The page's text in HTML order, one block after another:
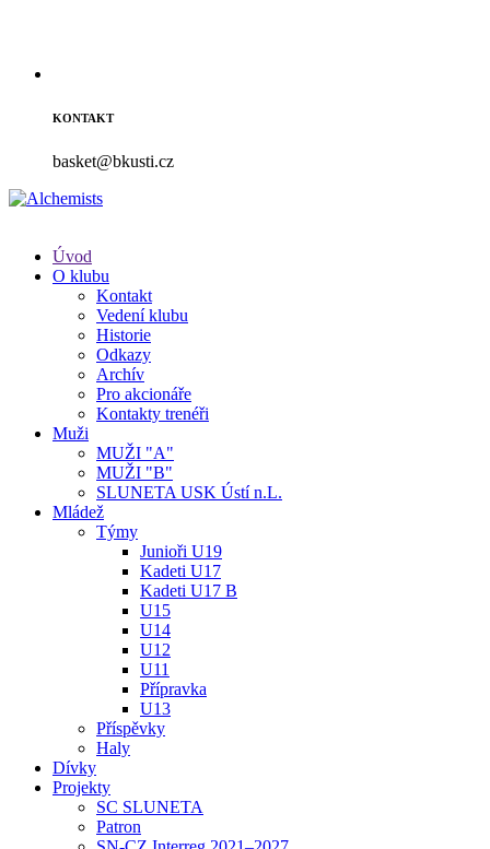
KONTAKT
basket@bkusti.cz
Úvod
O klubu
Kontakt
Vedení klubu
Historie
Odkazy
Archív
Pro akcionáře
Kontakty trenéři
Muži
MUŽI "A"
MUŽI "B"
SLUNETA USK Ústí n.L.
Mládež
Týmy
Junioři U19
Kadeti U17
Kadeti U17 B
U15
U14
U12
U11
Přípravka
U13
Příspěvky
Haly
Dívky
Projekty
SC SLUNETA
Patron